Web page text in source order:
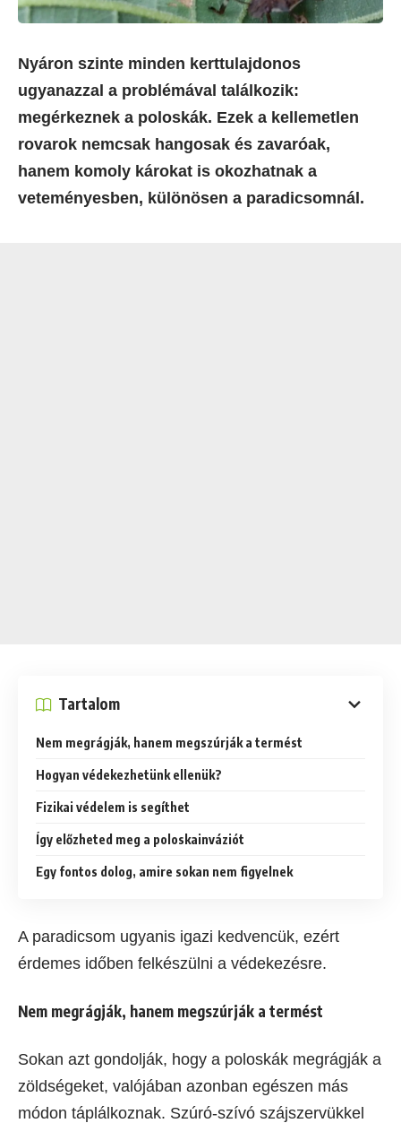
Nyáron szinte minden kerttulajdonos
ugyanazzal a problémával találkozik:
megérkeznek a poloskák. Ezek a kellemetlen
rovarok nemcsak hangosak és zavaróak,
hanem komoly károkat is okozhatnak a
veteményesben, különösen a paradicsomnál.
Tartalom
Nem megrágják, hanem megszúrják a termést
Hogyan védekezhetünk ellenük?
Fizikai védelem is segíthet
Így előzheted meg a poloskainváziót
Egy fontos dolog, amire sokan nem figyelnek
A paradicsom ugyanis igazi kedvencük, ezért
érdemes időben felkészülni a védekezésre.
Nem megrágják, hanem megszúrják a termést
Sokan azt gondolják, hogy a poloskák megrágják a
zöldségeket, valójában azonban egészen más
módon táplálkoznak. Szúró-szívó szájszervükkel